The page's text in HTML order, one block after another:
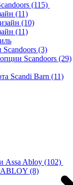
(115)
(11)
(10)
(11)
(3)
Scandoors (29)
Scandi Barn (11)
Assa Abloy (102)
(8)